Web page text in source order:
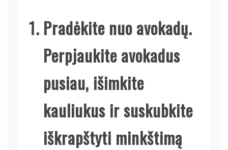
Pradėkite nuo avokadų.
Perpjaukite avokadus
pusiau, išimkite
kauliukus ir suskubkite
iškrapštyti minkštimą